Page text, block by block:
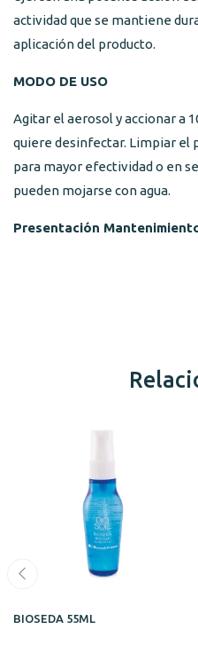
actividad que se mantiene
aplicación del producto.
MODO DE USO
Agitar el aerosol y accionar a
quiere desinfectar. Limpiar el
para mayor efectividad o en
pueden mojarse con agua.
Presentación
BIOSEDA 55ML